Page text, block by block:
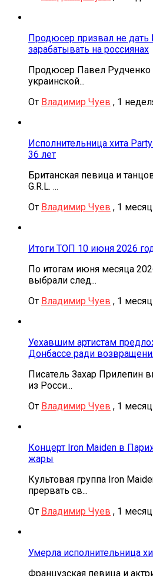
Продюсер призвал не
зарабатывать на россиянах
Продюсер Павел
украинской...
От Владимир Чуев , 1
Исполнительница хита
36 лет
Британская певица и
G.R.L. ...
От Владимир Чуев , 1
Итоги ТОП 10 июня 2026
По итогам июня месяца
выбрали след...
От Владимир Чуев , 1
Уехавшим артистам
Донбассе ради
Писатель Захар Прилепин
из Росси...
От Владимир Чуев , 1
Концерт Iron Maiden в
жары
Культовая группа Iron
прервать св...
От Владимир Чуев , 1
Умерла исполнительница
Французская певица и